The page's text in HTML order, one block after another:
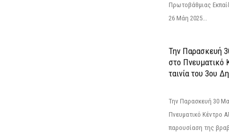
Πρωτοβάθμιας
26 Μάη 2025...
Την Παρασκευή
στο Πνευματικό
ταινία του 3ου
Την Παρασκευή 30
Πνευματικό Κέντρο
παρουσίαση της